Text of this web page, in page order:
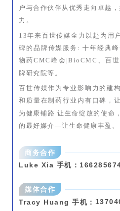
户与合作伙伴从优秀走向卓越
力。
13年来百世传媒全力以赴为用
碑的品牌传媒服务: 十年经典
物药CMC峰会|BioCMC、百
牌研究院等。
百世传媒作为专业影响力的建
和质量在制药行业内有口碑，
为健康铺路 让生命绽放的使命
的最好媒介—让生命健康丰盈。
商务合作
Luke Xia 手机：
媒体合作
Tracy Huang 手机：